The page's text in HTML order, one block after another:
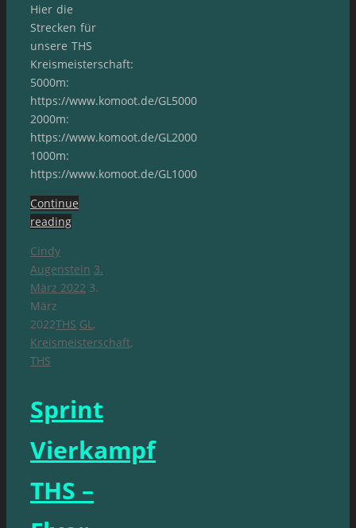
Hier die
Strecken für
unsere THS
Kreismeisterschaft:
5000m:
https://www.komoot.de/GL5000
2000m:
https://www.komoot.de/GL2000
1000m:
https://www.komoot.de/GL1000
Continue
reading
Cindy
Augenstein 3.
März 2022 3.
März
2022THS GL ,
Kreismeisterschaft,
THS
Sprint
Vierkampf
THS –